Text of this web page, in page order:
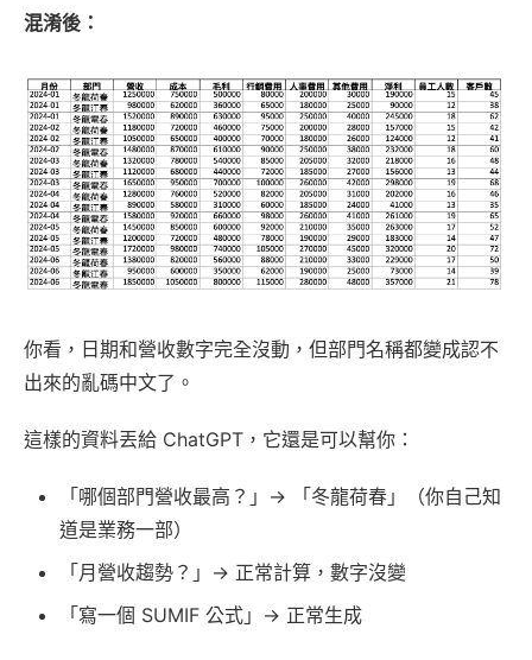
混淆後：
你看，日期和營收數字完全沒動，但部門名稱都變成認不
出來的亂碼中文了。
這樣的資料丟給 ChatGPT，它還是可以幫你：
「哪個部門營收最高？」→ 「冬龍荷春」（你自己知
道是業務一部）
「月營收趨勢？」→ 正常計算，數字沒變
「寫一個 SUMIF 公式」→ 正常生成